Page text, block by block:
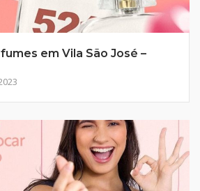
em Vila São José –